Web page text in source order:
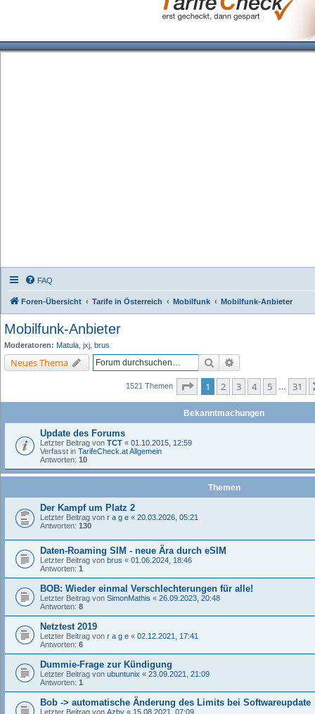
FAQ
Foren-Übersicht Tarife in Österreich Mobilfunk Mobilfunk-Anbieter
Mobilfunk-Anbieter
Moderatoren: Matula jxj brus
Neues Thema Suche
1521 Themen Seite von
1 2 3 4 5 31
Bekanntmachungen
Update des Forums
Letzter Beitrag von TCT « 01.10.2015, 12:59
Verfasst in TarifeCheck.at Allgemein
Antworten: 10
Themen
Der Kampf um Platz 2
Letzter Beitrag von r a g e « 20.03.2026, 05:21
Antworten: 130
Daten-Roaming SIM - neue Ära durch eSIM
Letzter Beitrag von brus « 01.06.2024, 18:46
Antworten: 1
BOB: Wieder einmal Verschlechterungen für alle!
Letzter Beitrag von SimonMathis « 26.09.2023, 20:48
Antworten: 8
Netztest 2019
Letzter Beitrag von r a g e « 02.12.2021, 17:41
Antworten: 6
Dummie-Frage zur Kündigung
Letzter Beitrag von ubuntunix « 23.09.2021, 21:09
Antworten: 1
Bob -> automatische Änderung des Limits bei Softwareupdate
Letzter Beitrag von Azby « 15.08.2021, 07:09